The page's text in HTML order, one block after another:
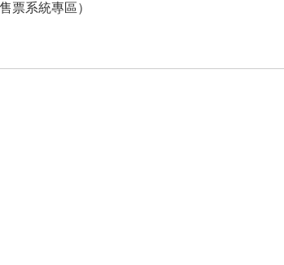
售票系統專區）